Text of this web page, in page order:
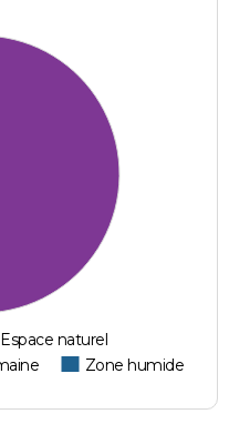
Espace naturel
Zone humide